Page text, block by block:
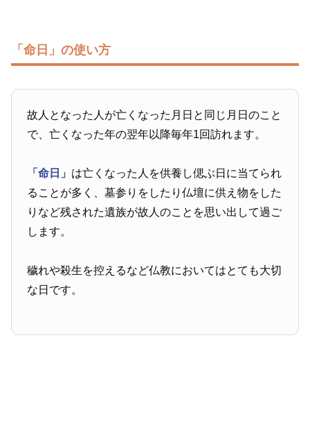
「命日」の使い方
故人となった人が亡くなった月日と同じ月日のこと
で、亡くなった年の翌年以降毎年1回訪れます。
「命日」 は亡くなった人を供養し偲ぶ日に当てられ
ることが多く、墓参りをしたり仏壇に供え物をした
りなど残された遺族が故人のことを思い出して過ご
します。
穢れや殺生を控えるなど仏教においてはとても大切
な日です。